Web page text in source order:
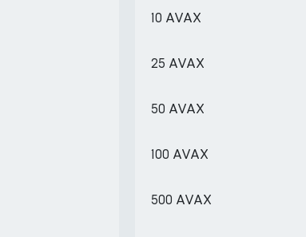
10 AVAX
25 AVAX
50 AVAX
100 AVAX
500 AVAX